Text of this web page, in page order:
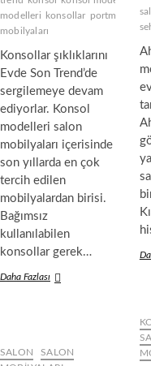
n
d
e
modelleri
konsollar portmantolar
mobilyaları
Konsollar şıklıklarını
Evde Son Trend’de
sergilemeye devam
ediyorlar. Konsol
modelleri salon
mobilyaları içerisinde
son yıllarda en çok
tercih edilen
mobilyalardan birisi.
Bağımsız
kullanılabilen
konsollar gerek…
Daha Fazlası
M
SALON
SALON